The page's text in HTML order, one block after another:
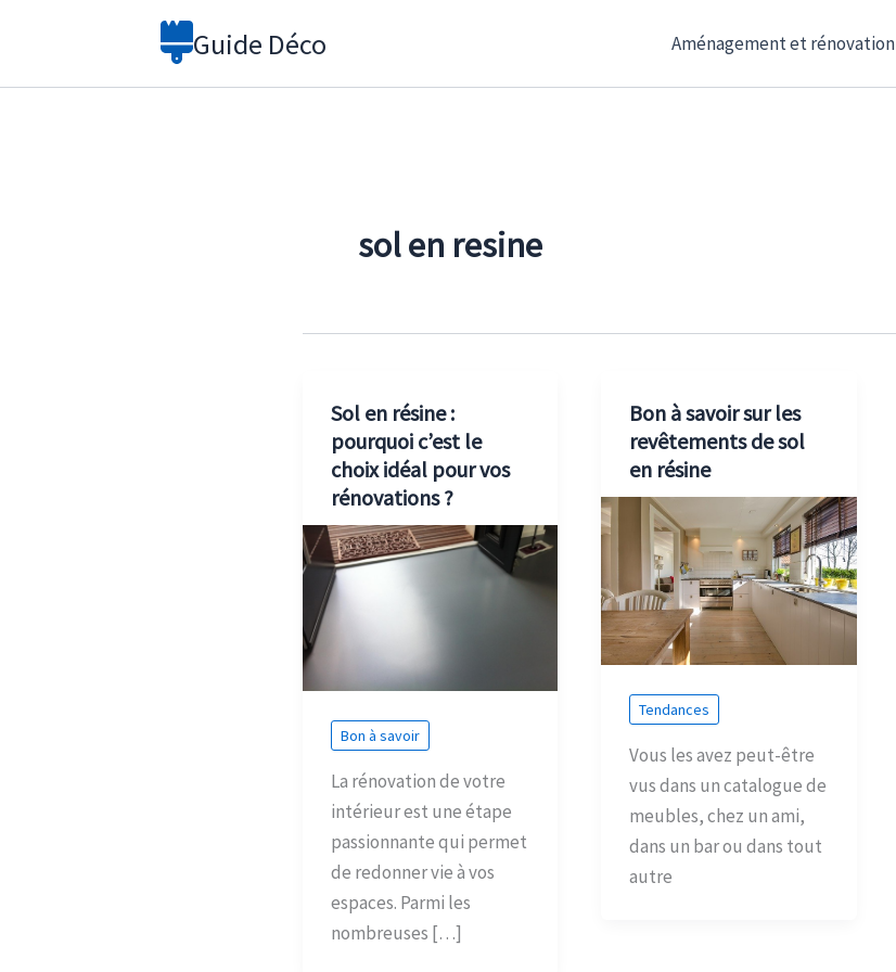
Guide Déco Aménagement et rénovation
sol en resine
Sol en résine :
pourquoi c’est le
choix idéal pour vos
rénovations ?
Bon à savoir
La rénovation de votre
intérieur est une étape
passionnante qui permet
de redonner vie à vos
espaces. Parmi les
nombreuses […]
Bon à savoir sur les
revêtements de sol
en résine
Tendances
Vous les avez peut-être
vus dans un catalogue de
meubles, chez un ami,
dans un bar ou dans tout
autre